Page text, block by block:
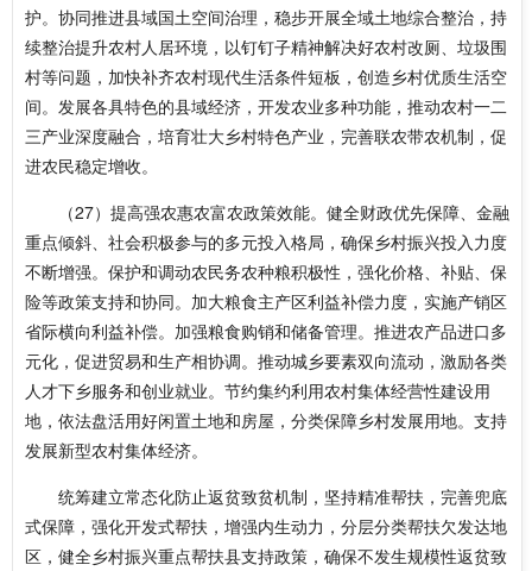
护。协同推进县域国土空间治理，稳步开展全域土地综合整治，持
续整治提升农村人居环境，以钉钉子精神解决好农村改厕、垃圾围
村等问题，加快补齐农村现代生活条件短板，创造乡村优质生活空
间。发展各具特色的县域经济，开发农业多种功能，推动农村一二
三产业深度融合，培育壮大乡村特色产业，完善联农带农机制，促
进农民稳定增收。
（27）提高强农惠农富农政策效能。健全财政优先保障、金融
重点倾斜、社会积极参与的多元投入格局，确保乡村振兴投入力度
不断增强。保护和调动农民务农种粮积极性，强化价格、补贴、保
险等政策支持和协同。加大粮食主产区利益补偿力度，实施产销区
省际横向利益补偿。加强粮食购销和储备管理。推进农产品进口多
元化，促进贸易和生产相协调。推动城乡要素双向流动，激励各类
人才下乡服务和创业就业。节约集约利用农村集体经营性建设用
地，依法盘活用好闲置土地和房屋，分类保障乡村发展用地。支持
发展新型农村集体经济。
统筹建立常态化防止返贫致贫机制，坚持精准帮扶，完善兜底
式保障，强化开发式帮扶，增强内生动力，分层分类帮扶欠发达地
区，健全乡村振兴重点帮扶县支持政策，确保不发生规模性返贫致